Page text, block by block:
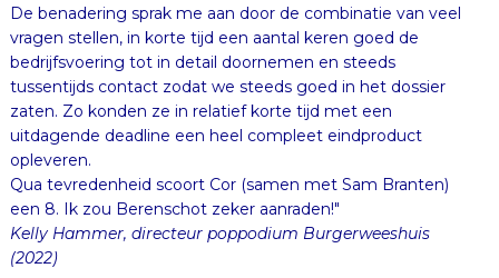
De benadering sprak me aan door de combinatie van veel
vragen stellen, in korte tijd een aantal keren goed de
bedrijfsvoering tot in detail doornemen en steeds
tussentijds contact zodat we steeds goed in het dossier
zaten. Zo konden ze in relatief korte tijd met een
uitdagende deadline een heel compleet eindproduct
opleveren.
Qua tevredenheid scoort Cor (samen met Sam Branten)
een 8. Ik zou Berenschot zeker aanraden!"
Kelly Hammer, directeur poppodium Burgerweeshuis
(2022)